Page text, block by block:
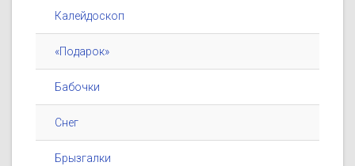
Калейдоскоп
«Подарок»
Бабочки
Снег
Брызгалки